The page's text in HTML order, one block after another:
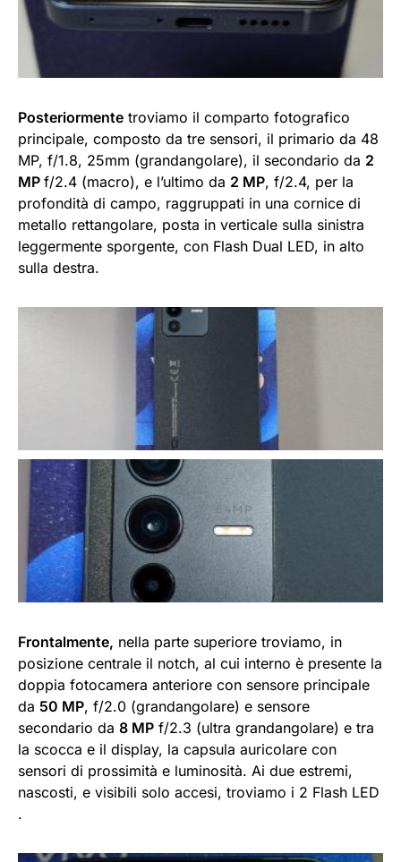
Posteriormente troviamo il comparto fotografico
principale, composto da tre sensori, il primario da 48
MP, f/1.8, 25mm (grandangolare), il secondario da 2
MP f/2.4 (macro), e l’ultimo da 2 MP, f/2.4, per la
profondità di campo, raggruppati in una cornice di
metallo rettangolare, posta in verticale sulla sinistra
leggermente sporgente, con Flash Dual LED, in alto
sulla destra.
Frontalmente, nella parte superiore troviamo, in
posizione centrale il notch, al cui interno è presente la
doppia fotocamera anteriore con sensore principale
da 50 MP, f/2.0 (grandangolare) e sensore
secondario da 8 MP f/2.3 (ultra grandangolare) e tra
la scocca e il display, la capsula auricolare con
sensori di prossimità e luminosità. Ai due estremi,
nascosti, e visibili solo accesi, troviamo i 2 Flash LED
.